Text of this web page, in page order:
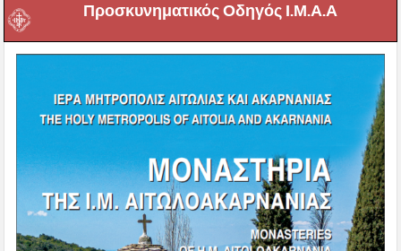
Προσκυνηματικός Οδηγός Ι.Μ.Α.Α